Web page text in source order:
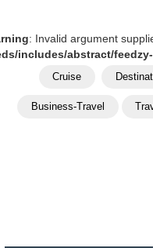
: Invalid argument
includes/abstract/
Cruise
Business-Travel